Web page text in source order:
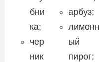
бни
ка;
чер
ник
арбуз;
лимонн
ый
пирог;